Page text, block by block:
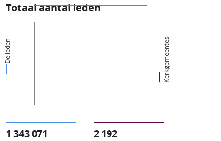
Totaal aantal leden
De leden Kerkgemeentes
1 343 071 2 192